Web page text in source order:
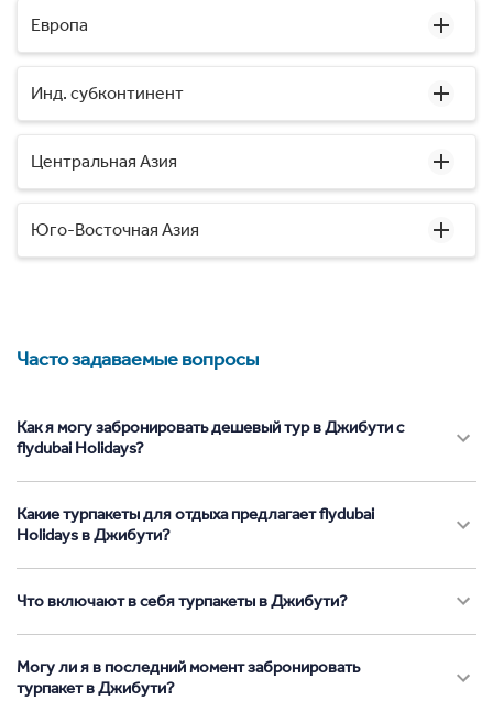
Европа
Инд. субконтинент
Центральная Азия
Юго-Восточная Азия
Часто задаваемые вопросы
Как я могу забронировать дешевый тур в Джибути с
flydubai Holidays?
Какие турпакеты для отдыха предлагает flydubai
Holidays в Джибути?
Что включают в себя турпакеты в Джибути?
Могу ли я в последний момент забронировать
турпакет в Джибути?